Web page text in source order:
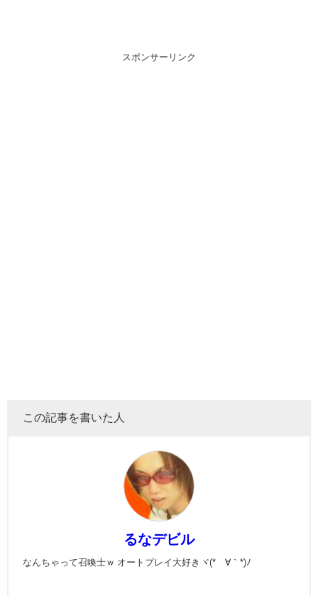
スポンサーリンク
この記事を書いた人
るなデビル
なんちゃって召喚士ｗ オートプレイ大好きヾ(*´∀｀*)ﾉ